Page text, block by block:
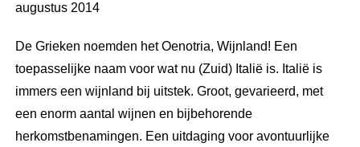
augustus 2014
De Grieken noemden het Oenotria, Wijnland! Een
toepasselijke naam voor wat nu (Zuid) Italië is. Italië is
immers een wijnland bij uitstek. Groot, gevarieerd, met
een enorm aantal wijnen en bijbehorende
herkomstbenamingen. Een uitdaging voor avontuurlijke